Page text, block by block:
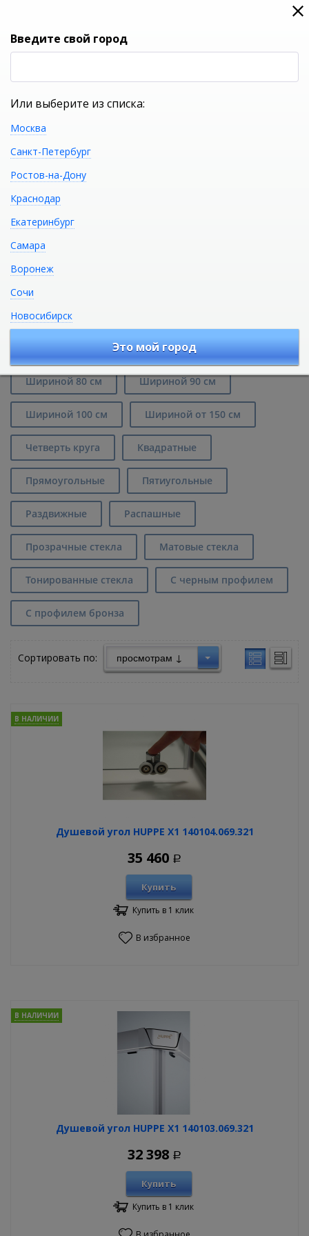
0
Душевые углы Huppe в
Екатеринбурге
Шириной 80 см Шириной 90 см
Шириной 100 см Шириной от 150 см
Четверть круга Квадратные
Прямоугольные Пятиугольные
Раздвижные Распашные
Прозрачные стекла Матовые стекла
Тонированные стекла С черным профилем
С профилем бронза
Сортировать по:
Душевой угол HUPPE X1 140104.069.321
В НАЛИЧИИ
35 460 Р
Купить
Купить в 1 клик
В избранное
Душевой угол HUPPE X1 140103.069.321
В НАЛИЧИИ
32 398 Р
Купить
Купить в 1 клик
Введите свой город
Или выберите из списка:
Москва
Санкт-Петербург
Ростов-на-Дону
Краснодар
Екатеринбург
Самара
Воронеж
Сочи
Новосибирск
Это мой город